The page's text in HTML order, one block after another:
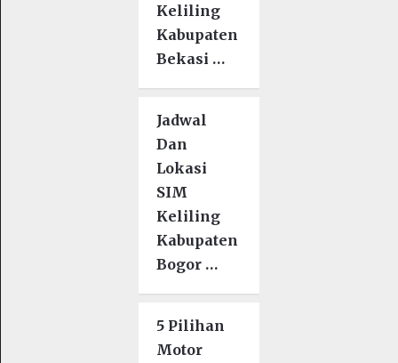
Keliling
Kabupaten
Bekasi …
Jadwal
Dan
Lokasi
SIM
Keliling
Kabupaten
Bogor …
5 Pilihan
Motor